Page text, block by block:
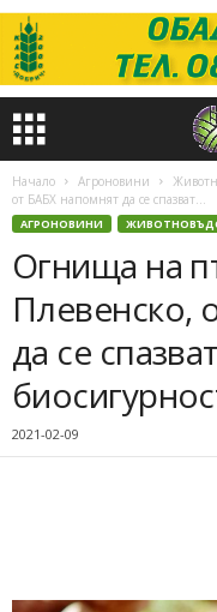
Начало Агроновини
от БАБХ напомнят да се спазват...
АГРОНОВИНИ
Огнища на
Плевенско,
да се
2021-02-09